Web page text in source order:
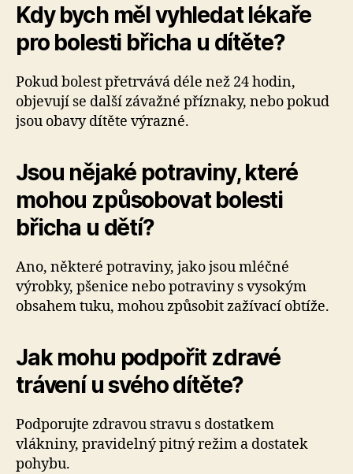
Kdy bych měl vyhledat lékaře
pro bolesti břicha u dítěte?
Pokud bolest přetrvává déle než 24 hodin,
objevují se další závažné příznaky, nebo pokud
jsou obavy dítěte výrazné.
Jsou nějaké potraviny, které
mohou způsobovat bolesti
břicha u dětí?
Ano, některé potraviny, jako jsou mléčné
výrobky, pšenice nebo potraviny s vysokým
obsahem tuku, mohou způsobit zažívací obtíže.
Jak mohu podpořit zdravé
trávení u svého dítěte?
Podporujte zdravou stravu s dostatkem
vlákniny, pravidelný pitný režim a dostatek
pohybu.